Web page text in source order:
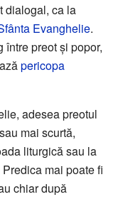
dialogal, ca la
Evanghelie.
preot și popor,
pericopa
adesea preotul
mai scurtă,
liturgică sau la
mai poate fi
chiar după